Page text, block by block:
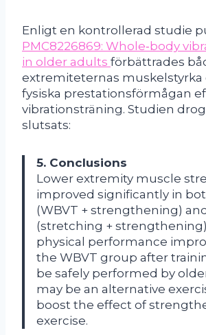
Enligt en kontrollerad studie
PMC8226869: Whole‑body
in older adults förbättrades
extremiteternas muskelstyrka
fysiska prestationsförmågan
vibrationsträning. Studien
slutsats:
5. Conclusions
Lower extremity muscle
improved significantly in
(WBVT + strengthening)
(stretching +
physical performance
the WBVT group after
be safely performed by
may be an alternative
boost the effect of
exercise.